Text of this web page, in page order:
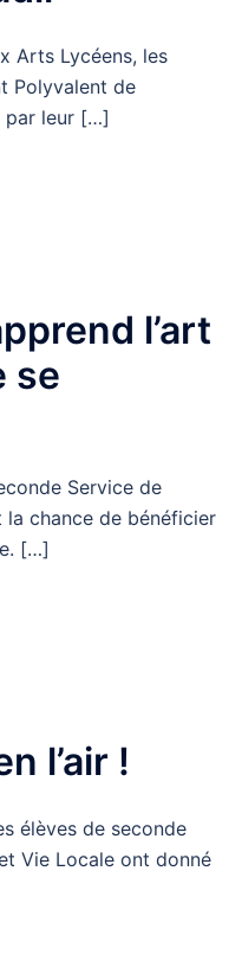
Arts Lycéens, les
Polyvalent de
par leur […]
l’art
se
Service de
chance de bénéficier
[…]
l’air !
élèves de seconde
Vie Locale ont donné